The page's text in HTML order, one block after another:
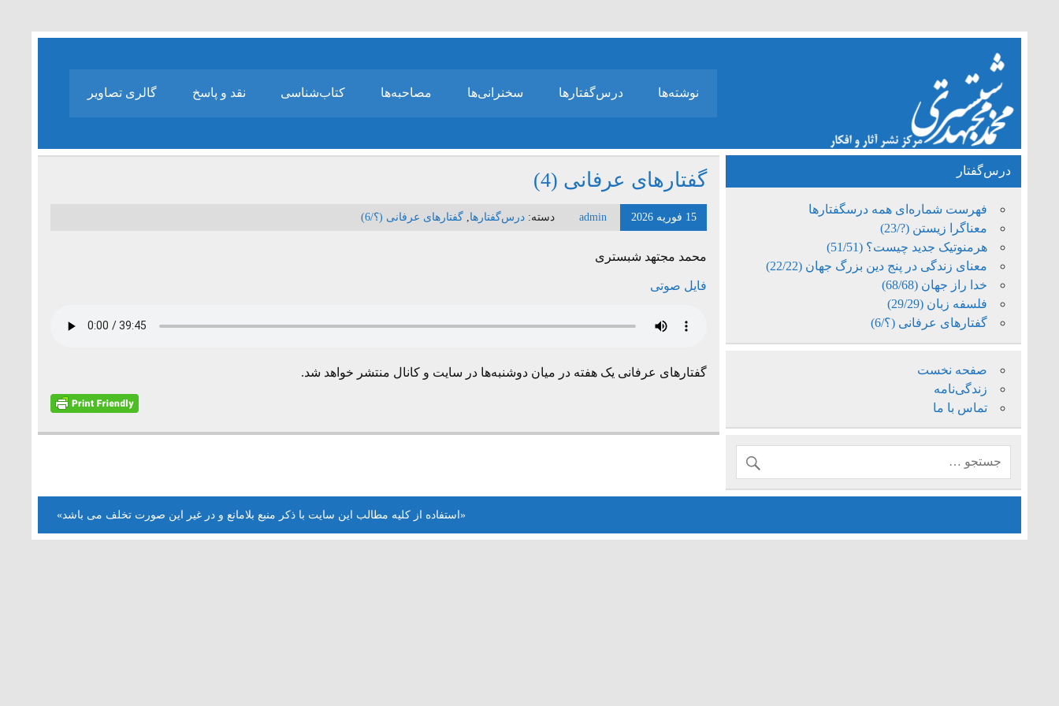
نوشته‌ها درس‌گفتارها سخنرانی‌ها مصاحبه‌ها کتاب‌شناسی نقد و پاسخ گالری تصاویر
گفتارهای عرفانی (4)
15 فوریه 2026 admin دسته:درس‌گفتارها,گفتارهای عرفانی (؟/6)
محمد مجتهد شبستری
فایل صوتی
گفتارهای عرفانی یک هفته در میان دوشنبه‌ها در سایت و کانال منتشر خواهد شد.
درس‌گفتار
فهرست شماره‌ای همه درسگفتارها
معناگرا زیستن (?/23)
هرمنوتیک جدید چیست؟ (51/51)
معنای زندگی در پنج دین بزرگ جهان (22/22)
خدا راز جهان (68/68)
فلسفه زبان (29/29)
گفتارهای عرفانی (؟/6)
صفحه نخست
زندگی‌نامه
تماس با ما
«استفاده از کلیه مطالب این سایت با ذکر منبع بلامانع و در غیر این صورت تخلف می باشد»